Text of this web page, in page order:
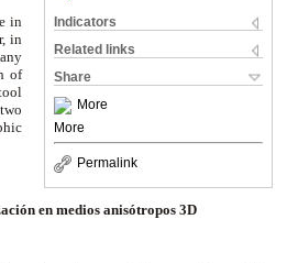
Indicators
Related links
Share
More
More
Permalink
in
in
of
en medios anisótropos 3D